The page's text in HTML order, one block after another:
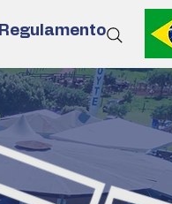
Regulamento